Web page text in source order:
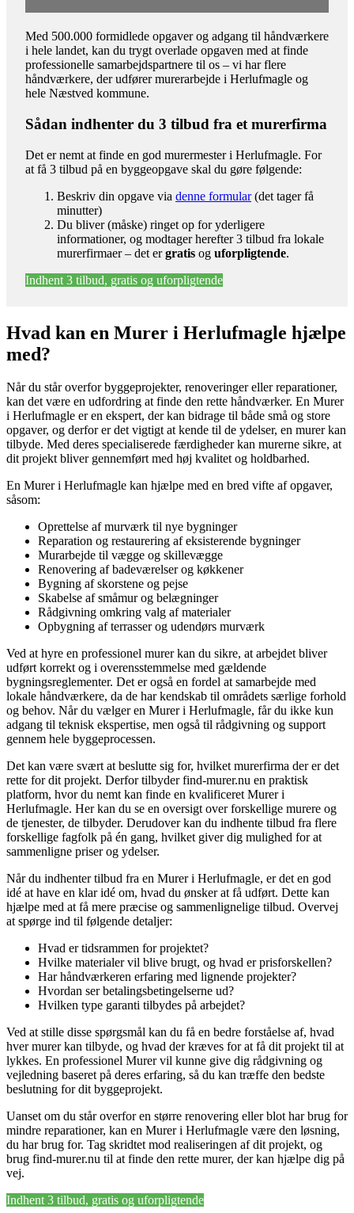
Med 500.000 formidlede opgaver og adgang til håndværkere
i hele landet, kan du trygt overlade opgaven med at finde
professionelle samarbejdspartnere til os – vi har flere
håndværkere, der udfører murerarbejde i Herlufmagle og
hele Næstved kommune.
Sådan indhenter du 3 tilbud fra et murerfirma
Det er nemt at finde en god murermester i Herlufmagle. For
at få 3 tilbud på en byggeopgave skal du gøre følgende:
Beskriv din opgave via denne formular(det tager få
minutter)
Du bliver (måske) ringet op for yderligere
informationer, og modtager herefter 3 tilbud fra lokale
murerfirmaer – det ergratis og uforpligtende.
Indhent 3 tilbud, gratis og uforpligtende
Hvad kan en Murer i Herlufmagle hjælpe
med?
Når du står overfor byggeprojekter, renoveringer eller reparationer,
kan det være en udfordring at finde den rette håndværker. En Murer
i Herlufmagle er en ekspert, der kan bidrage til både små og store
opgaver, og derfor er det vigtigt at kende til de ydelser, en murer kan
tilbyde. Med deres specialiserede færdigheder kan murerne sikre, at
dit projekt bliver gennemført med høj kvalitet og holdbarhed.
En Murer i Herlufmagle kan hjælpe med en bred vifte af opgaver,
såsom:
Oprettelse af murværk til nye bygninger
Reparation og restaurering af eksisterende bygninger
Murarbejde til vægge og skillevægge
Renovering af badeværelser og køkkener
Bygning af skorstene og pejse
Skabelse af småmur og belægninger
Rådgivning omkring valg af materialer
Opbygning af terrasser og udendørs murværk
Ved at hyre en professionel murer kan du sikre, at arbejdet bliver
udført korrekt og i overensstemmelse med gældende
bygningsreglementer. Det er også en fordel at samarbejde med
lokale håndværkere, da de har kendskab til områdets særlige forhold
og behov. Når du vælger en Murer i Herlufmagle, får du ikke kun
adgang til teknisk ekspertise, men også til rådgivning og support
gennem hele byggeprocessen.
Det kan være svært at beslutte sig for, hvilket murerfirma der er det
rette for dit projekt. Derfor tilbyder find-murer.nu en praktisk
platform, hvor du nemt kan finde en kvalificeret Murer i
Herlufmagle. Her kan du se en oversigt over forskellige murere og
de tjenester, de tilbyder. Derudover kan du indhente tilbud fra flere
forskellige fagfolk på én gang, hvilket giver dig mulighed for at
sammenligne priser og ydelser.
Når du indhenter tilbud fra en Murer i Herlufmagle, er det en god
idé at have en klar idé om, hvad du ønsker at få udført. Dette kan
hjælpe med at få mere præcise og sammenlignelige tilbud. Overvej
at spørge ind til følgende detaljer:
Hvad er tidsrammen for projektet?
Hvilke materialer vil blive brugt, og hvad er prisforskellen?
Har håndværkeren erfaring med lignende projekter?
Hvordan ser betalingsbetingelserne ud?
Hvilken type garanti tilbydes på arbejdet?
Ved at stille disse spørgsmål kan du få en bedre forståelse af, hvad
hver murer kan tilbyde, og hvad der kræves for at få dit projekt til at
lykkes. En professionel Murer vil kunne give dig rådgivning og
vejledning baseret på deres erfaring, så du kan træffe den bedste
beslutning for dit byggeprojekt.
Uanset om du står overfor en større renovering eller blot har brug for
mindre reparationer, kan en Murer i Herlufmagle være den løsning,
du har brug for. Tag skridtet mod realiseringen af dit projekt, og
brug find-murer.nu til at finde den rette murer, der kan hjælpe dig på
vej.
Indhent 3 tilbud, gratis og uforpligtende